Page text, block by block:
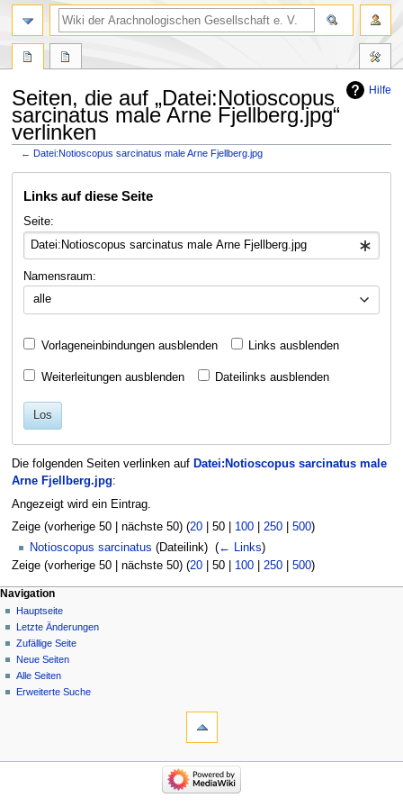
Hilfe
Seiten, die auf „Datei:Notioscopus
sarcinatus male Arne Fjellberg.jpg“
verlinken
←Datei:Notioscopus sarcinatus male Arne Fjellberg.jpg
Navigation
Suche
Links auf diese Seite
Seite:
Namensraum:
alle
Vorlageneinbindungen ausblenden Links ausblenden
Weiterleitungen ausblenden Dateilinks ausblenden
Los
Die folgenden Seiten verlinken auf Datei:Notioscopus sarcinatus male
Arne Fjellberg.jpg:
Angezeigt wird ein Eintrag.
Zeige (vorherige 50| nächste 50) (20| 50| 100| 250| 500)
Notioscopus sarcinatus (Dateilink) ‎ (← Links)
Zeige (vorherige 50| nächste 50) (20| 50| 100| 250| 500)
Navigation
Hauptseite
Letzte Änderungen
Zufällige Seite
Neue Seiten
Alle Seiten
Erweiterte Suche